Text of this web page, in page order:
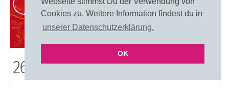
Cookies zu. Weitere Information findest du in
unserer Datenschutzerklärung.
OK
2600: Hibiskustraum In Rot